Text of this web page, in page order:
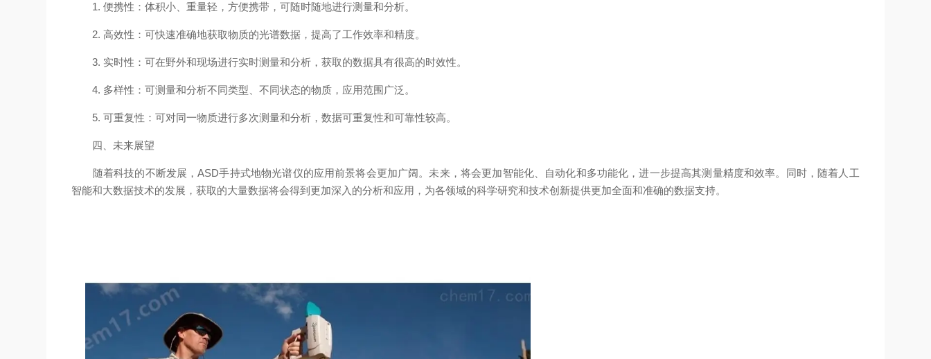
1. 便携性：体积小、重量轻，方便携带，可随时随地进行测量和分析。
2. 高效性：可快速准确地获取物质的光谱数据，提高了工作效率和精度。
3. 实时性：可在野外和现场进行实时测量和分析，获取的数据具有很高的时效性。
4. 多样性：可测量和分析不同类型、不同状态的物质，应用范围广泛。
5. 可重复性：可对同一物质进行多次测量和分析，数据可重复性和可靠性较高。
四、未来展望
随着科技的不断发展，ASD手持式地物光谱仪的应用前景将会更加广阔。未来，将会更加智能化、自动化和多功能化，进一步提高其测量精度和效率。同时，随着人工
智能和大数据技术的发展，获取的大量数据将会得到更加深入的分析和应用，为各领域的科学研究和技术创新提供更加全面和准确的数据支持。